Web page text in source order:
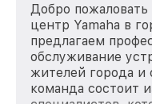
Добро
центр Yamaha в
предлагаем
обслуживание
жителей города и
команда состоит